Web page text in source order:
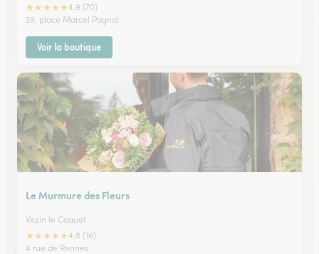
★★★★★4.9 (70)
29, place Marcel Pagnol
Voir la boutique
Le Murmure des Fleurs
Vezin le Coquet
★★★★★4.8 (16)
4 rue de Rennes